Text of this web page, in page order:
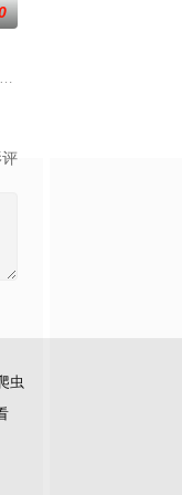
的故事。她不仅要躲避
西区，但他本人行事低调
拉·佩蒂克鲁 饰）。每
friend plot to frighten
虫